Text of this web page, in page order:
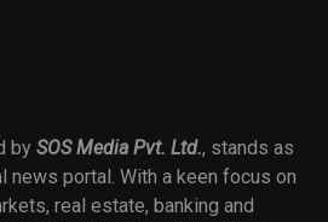
by SOS Media Pvt. Ltd., stands as
news portal. With a keen focus on
real estate, banking and